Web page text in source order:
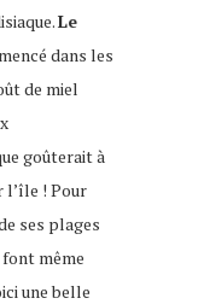
Le
dans les
de miel
goûterait à
l’île ! Pour
ses plages
même
une belle